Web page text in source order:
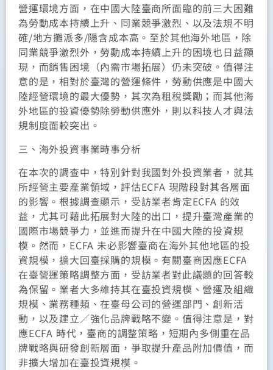
營運環境方面，在中國大陸臺商所面臨的前三大困難
為勞動成本持續上升、同業競爭激烈、以及法規不明
確/地方攤派多/隱含成本高。至於其他海外地區，除
同業競爭激烈外，勞動成本持續上升的困境也日益顯
現，而銷售困境（內需市場拓展）仍未突破。值得注
意的是，相對於臺灣的營運條件，勞動供應是中國大
陸經營環境的最大優勢，其次為租稅獎勵；而其他海
外地區的投資優勢除勞動供應外，則以科技人才與法
規制度面較突出。
三、海外投資事業時事分析
在本次的調查中，特別針對我國對外投資業者，就其
所經營主要產業領域，評估ECFA 現階段對其各層面
的影響。根據調查顯示，受訪業者肯定ECFA 的效
益，尤其可藉此拓展對大陸的出口，提升臺灣產業的
國際市場競爭力，並進而提升在中國大陸的投資規
模。然而，ECFA 未必影響臺商在海外其他地區的投
資規模，擴大回臺採購的規模。有關臺商因應ECFA
在臺營運策略調整方面，受訪業者對此議題的回答較
為保留。業者大多維持其在臺投資規模、營運及組織
規模、業務種類、在臺母公司的營運部門、創新活
動，以及建立／強化品牌戰略不變。值得注意是，對
應ECFA 時代，臺商的調整策略，短期內多側重在品
牌戰略與研發創新層面，爭取提升產品附加價值，而
非擴大增加在臺投資規模。